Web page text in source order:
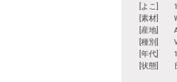
[よこ]
[素材]
[産地]
[種別]
[年代]
[状態]